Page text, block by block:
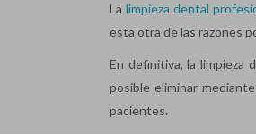
Lalimpieza dental
esta otra de las razones
En definitiva, la limpieza
posible eliminar
pacientes.